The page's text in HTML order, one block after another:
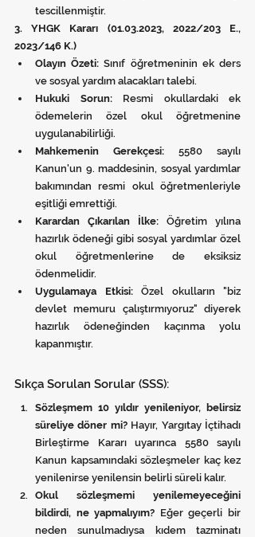
tescillenmiştir.
3. YHGK Kararı (01.03.2023, 2022/203 E.,
2023/146 K.)
Olayın Özeti: Sınıf öğretmeninin ek ders
ve sosyal yardım alacakları talebi.
Hukuki Sorun: Resmi okullardaki ek
ödemelerin özel okul öğretmenine
uygulanabilirliği.
Mahkemenin Gerekçesi: 5580 sayılı
Kanun'un 9. maddesinin, sosyal yardımlar
bakımından resmi okul öğretmenleriyle
eşitliği emrettiği.
Karardan Çıkarılan İlke: Öğretim yılına
hazırlık ödeneği gibi sosyal yardımlar özel
okul öğretmenlerine de eksiksiz
ödenmelidir.
Uygulamaya Etkisi: Özel okulların "biz
devlet memuru çalıştırmıyoruz" diyerek
hazırlık ödeneğinden kaçınma yolu
kapanmıştır.
Sıkça Sorulan Sorular (SSS):
Sözleşmem 10 yıldır yenileniyor, belirsiz
süreliye döner mi? Hayır, Yargıtay İçtihadı
Birleştirme Kararı uyarınca 5580 sayılı
Kanun kapsamındaki sözleşmeler kaç kez
yenilenirse yenilensin belirli süreli kalır.
Okul sözleşmemi yenilemeyeceğini
bildirdi, ne yapmalıyım? Eğer geçerli bir
neden sunulmadıysa kıdem tazminatı